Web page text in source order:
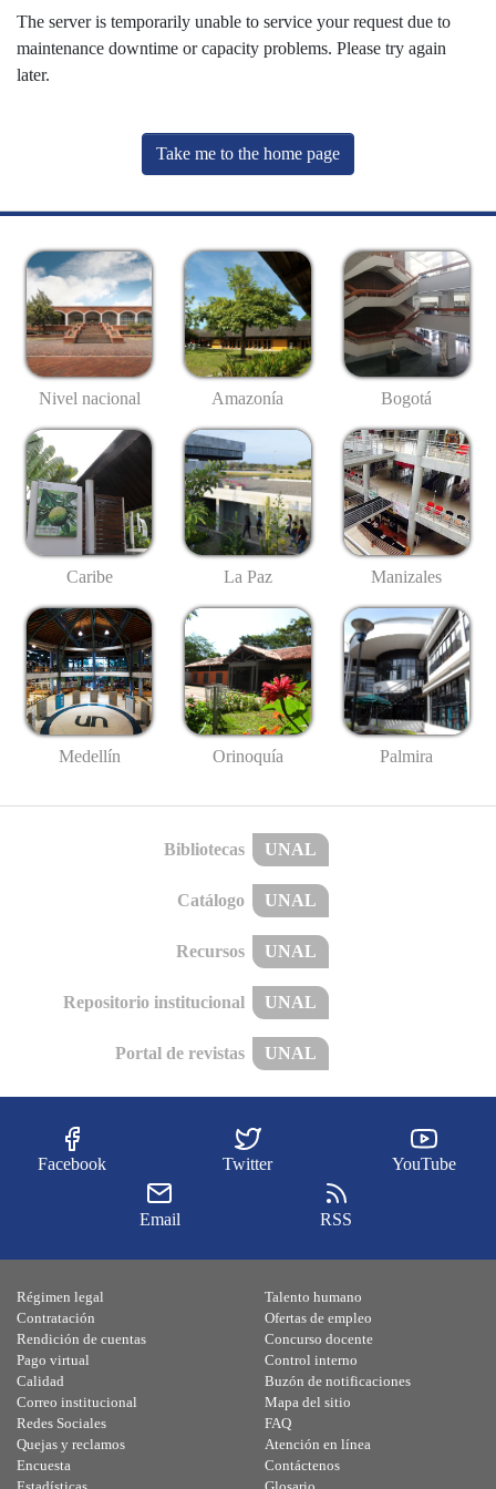
The server is temporarily unable to service your request due to
maintenance downtime or capacity problems. Please try again
later.
Take me to the home page
Nivel nacional Amazonía Bogotá
Caribe La Paz Manizales
Medellín Orinoquía Palmira
Bibliotecas UNAL
Catálogo UNAL
Recursos UNAL
Repositorio institucional UNAL
Portal de revistas UNAL
Facebook Twitter YouTube
Email RSS
Régimen legal
Contratación
Rendición de cuentas
Pago virtual
Calidad
Talento humano
Ofertas de empleo
Concurso docente
Control interno
Buzón de notificaciones
Correo institucional
Redes Sociales
Quejas y reclamos
Encuesta
Mapa del sitio
FAQ
Atención en línea
Contáctenos